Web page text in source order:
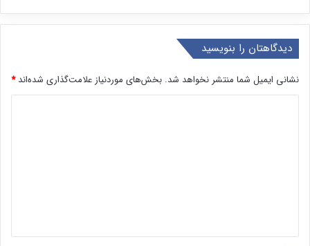
دیدگاهتان را بنویسید
نشانی ایمیل شما منتشر نخواهد شد. بخش‌های موردنیاز علامت‌گذاری شده‌اند*